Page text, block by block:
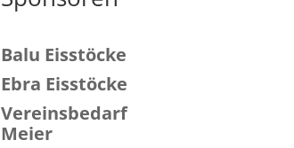
Balu Eisstöcke
Ebra Eisstöcke
Vereinsbedarf
Meier